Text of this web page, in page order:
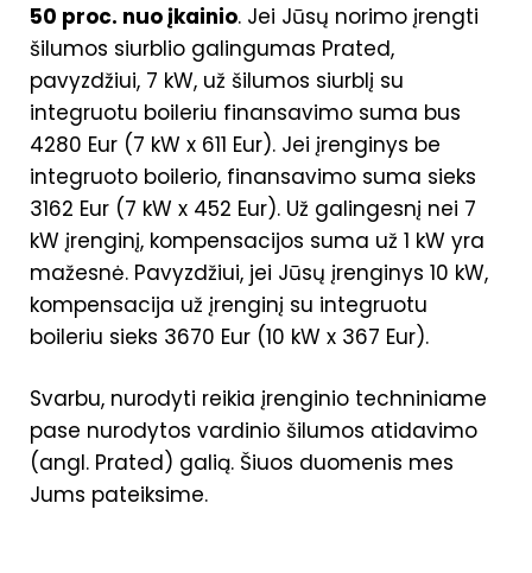
50 proc. nuo įkainio. Jei Jūsų norimo įrengti
šilumos siurblio galingumas Prated,
pavyzdžiui, 7 kW, už šilumos siurblį su
integruotu boileriu finansavimo suma bus
4280 Eur (7 kW x 611 Eur). Jei įrenginys be
integruoto boilerio, finansavimo suma sieks
3162 Eur (7 kW x 452 Eur). Už galingesnį nei 7
kW įrenginį, kompensacijos suma už 1 kW yra
mažesnė. Pavyzdžiui, jei Jūsų įrenginys 10 kW,
kompensacija už įrenginį su integruotu
boileriu sieks 3670 Eur (10 kW x 367 Eur).
Svarbu, nurodyti reikia įrenginio techniniame
pase nurodytos vardinio šilumos atidavimo
(angl. Prated) galią. Šiuos duomenis mes
Jums pateiksime.